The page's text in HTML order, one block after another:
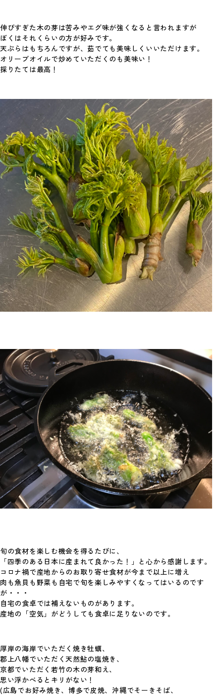
8月12日(水)の献立
今週はお休みです
すべての献立を見る
水曜食堂とは
#食べること
【第5回】スプーンのあたらしい
風
スプーンのあたらしい風 第5回目の投稿で
す。 今回から新しい企画がスタートします。
…
伸びすぎた木の芽は苦みやエグ味が強くなると言われますが
ぼくはそれくらいの方が好みです。
天ぷらはもちろんですが、茹でても美味しくいいただけます。
オリーブオイルで炒めていただくのも美味い！
採りたては最高！
旬の食材を楽しむ機会を得るたびに、
「四季のある日本に産まれて良かった！」と心から感謝します。
コロナ禍で産地からのお取り寄せ食材が今まで以上に増え
肉も魚貝も野菜も自宅で旬を楽しみやすくなってはいるのです
が・ ・・
自宅の食卓では補えないものがあります。
産地の「空気」がどうしても食卓に足りないのです。
厚岸の海岸でいただく焼き牡蠣、
郡上八幡でいただく天然鮎の塩焼き、
京都でいただく若竹の木の芽和え、
思い浮かべるとキリがない！
(広島でお好み焼き、博多で皮焼、沖縄でそーきそば、